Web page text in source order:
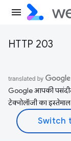
HTTP 203
Google आपकी
टेक्नोलॉजी का